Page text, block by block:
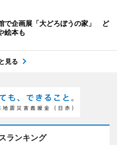
で企画展「大どろぼうの家」 ど
絵本も
見る
ランキング